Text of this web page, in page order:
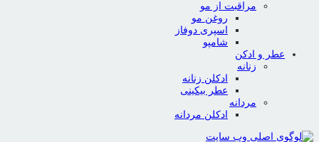
مراقبت از مو
روغن مو
اسپری دوفاز
شامپو
عطر و ادکن
زنانه
ادکلن زنانه
عطر بیکینی
مردانه
ادکلن مردانه